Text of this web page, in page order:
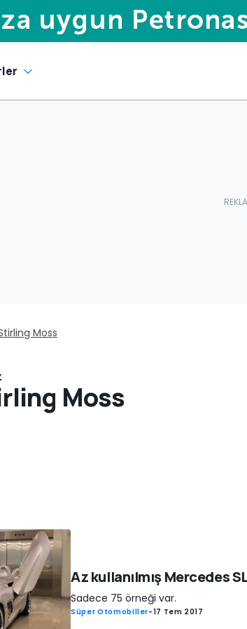
Moss
Moss
Az kullanılmış Mercedes
Sadece 75 örneği var.
Süper Otomobiller-17 Tem 2017